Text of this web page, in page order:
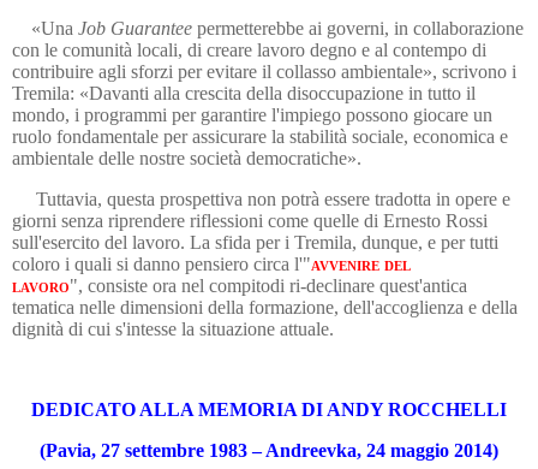
«Una Job Guarantee permetterebbe ai governi, in collaborazione
con le comunità locali, di creare lavoro degno e al contempo di
contribuire agli sforzi per evitare il collasso ambientale», scrivono i
Tremila: «Davanti alla crescita della disoccupazione in tutto il
mondo, i programmi per garantire l'impiego possono giocare un
ruolo fondamentale per assicurare la stabilità sociale, economica e
ambientale delle nostre società democratiche».
Tuttavia, questa prospettiva non potrà essere tradotta in opere e
giorni senza riprendere riflessioni come quelle di Ernesto Rossi
sull'esercito del lavoro. La sfida per i Tremila, dunque, e per tutti
coloro i quali si danno pensiero circa l'"avvenire del
lavoro", consiste ora nel compitodi ri-declinare quest'antica
tematica nelle dimensioni della formazione, dell'accoglienza e della
dignità di cui s'intesse la situazione attuale.
DEDICATO ALLA MEMORIA DI ANDY ROCCHELLI
(Pavia, 27 settembre 1983 – Andreevka, 24 maggio 2014)